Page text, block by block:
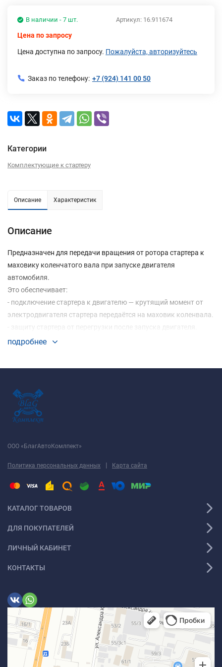
Артикул: 16.911674
В наличии - 7 шт.
Цена по запросу
Цена доступна по запросу. Пожалуйста, авторизуйтесь
Заказ по телефону: +7 (924) 141 00 50
Категории
Комплектующие к стартеру
Описание Характеристик
Описание
Предназначен для передачи вращения от ротора стартера к
маховику коленчатого вала при запуске двигателя
автомобиля.
Это обеспечивает:
- подключение стартера к двигателю — крутящий момент от
электродвигателя стартера передаётся на маховик коленвала.
- защиту стартера от перегрузки после запуска двигателя.
подробнее
ООО «БлагАвтоКомлпект»
Политика персональных данных | Карта сайта
КАТАЛОГ ТОВАРОВ
ДЛЯ ПОКУПАТЕЛЕЙ
ЛИЧНЫЙ КАБИНЕТ
КОНТАКТЫ